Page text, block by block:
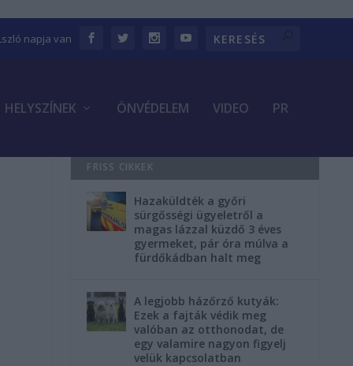
napja van
HELYSZÍNEK ÖNVÉDELEM VIDEO PR
FRISS CIKKEK
Hazaküldték a győri
sürgősségi ügyeletről a
magas lázzal küzdő 3 éves
gyermeket, pár óra múlva a
fürdőkádban halt meg
A legjobb házőrző kutyák:
Ezek a fajták védik meg
valóban az otthonodat, de
egy valamire nagyon figyelj
velük kapcsolatban